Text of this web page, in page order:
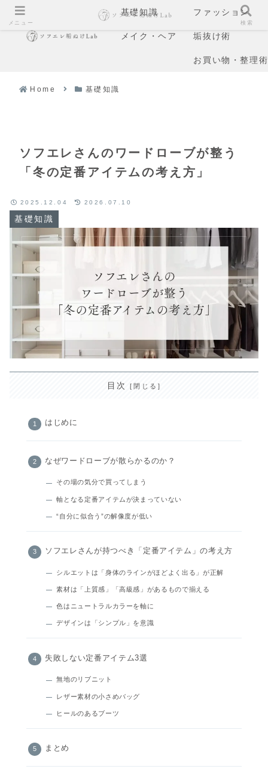
基礎知識 ファッション
メイク・ヘア 垢抜け術
お買い物・整理術
Home 基礎知識
ソフエレさんのワードローブが整う
「冬の定番アイテムの考え方」
基礎知識
2025.12.04 2026.07.10
目次
はじめに
なぜワードローブが散らかるのか？
その場の気分で買ってしまう
軸となる定番アイテムが決まっていない
“自分に似合う”の解像度が低い
ソフエレさんが持つべき「定番アイテム」の考え方
シルエットは「身体のラインがほどよく出る」が正解
素材は「上質感」「高級感」があるもので揃える
色はニュートラルカラーを軸に
デザインは「シンプル」を意識
失敗しない定番アイテム3選
無地のリブニット
レザー素材の小さめバッグ
ヒールのあるブーツ
まとめ
メニュー 検索